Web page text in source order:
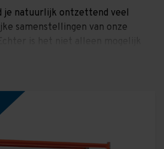
je natuurlijk ontzettend veel
samenstellingen van onze
uit verschillende afmetingen.
of aanbouwsectie wilt en
er in moeten komen!